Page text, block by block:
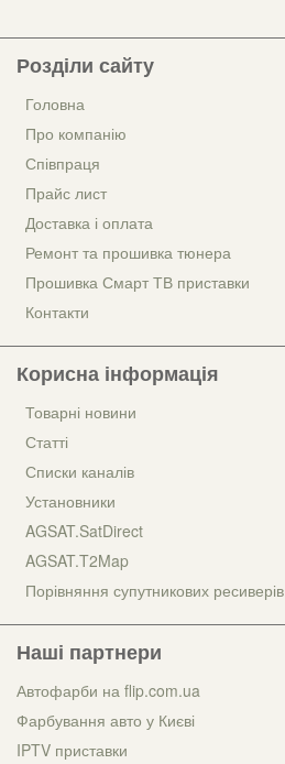
Розділи сайту
Головна
Про компанію
Співпраця
Прайс лист
Доставка і оплата
Ремонт та прошивка тюнера
Прошивка Смарт ТВ приставки
Контакти
Корисна інформація
Товарні новини
Статті
Списки каналів
Установники
AGSAT.SatDirect
AGSAT.T2Map
Порівняння супутникових ресиверів
Наші партнери
Автофарби на flip.com.ua
Фарбування авто у Києві
IPTV приставки